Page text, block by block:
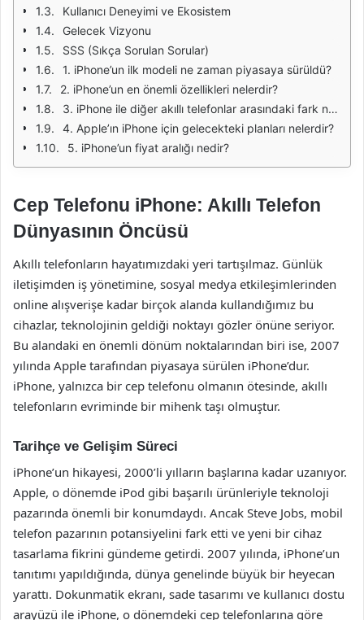
Kullanıcı Deneyimi ve Ekosistem
Gelecek Vizyonu
SSS (Sıkça Sorulan Sorular)
1. iPhone’un ilk modeli ne zaman piyasaya sürüldü?
2. iPhone’un en önemli özellikleri nelerdir?
3. iPhone ile diğer akıllı telefonlar arasındaki fark nedir?
4. Apple’ın iPhone için gelecekteki planları nelerdir?
5. iPhone’un fiyat aralığı nedir?
Cep Telefonu iPhone: Akıllı Telefon
Dünyasının Öncüsü
Akıllı telefonların hayatımızdaki yeri tartışılmaz. Günlük
iletişimden iş yönetimine, sosyal medya etkileşimlerinden
online alışverişe kadar birçok alanda kullandığımız bu
cihazlar, teknolojinin geldiği noktayı gözler önüne seriyor.
Bu alandaki en önemli dönüm noktalarından biri ise, 2007
yılında Apple tarafından piyasaya sürülen iPhone’dur.
iPhone, yalnızca bir cep telefonu olmanın ötesinde, akıllı
telefonların evriminde bir mihenk taşı olmuştur.
Tarihçe ve Gelişim Süreci
iPhone’un hikayesi, 2000’li yılların başlarına kadar uzanıyor.
Apple, o dönemde iPod gibi başarılı ürünleriyle teknoloji
pazarında önemli bir konumdaydı. Ancak Steve Jobs, mobil
telefon pazarının potansiyelini fark etti ve yeni bir cihaz
tasarlama fikrini gündeme getirdi. 2007 yılında, iPhone’un
tanıtımı yapıldığında, dünya genelinde büyük bir heyecan
yarattı. Dokunmatik ekranı, sade tasarımı ve kullanıcı dostu
arayüzü ile iPhone, o dönemdeki cep telefonlarına göre